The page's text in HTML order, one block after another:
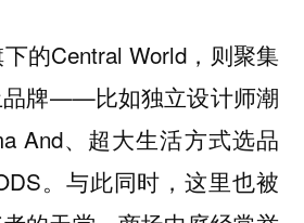
的Central World，则聚集
品牌——比如独立设计师潮
And、超大生活方式选品
。与此同时，这里也被